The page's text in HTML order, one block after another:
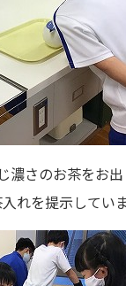
濃さのお茶をお
れを提示していま